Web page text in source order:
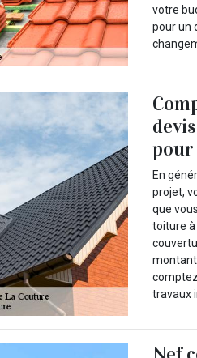
votre
pour un
pour
En
projet,
que
toiture à
montant
travaux